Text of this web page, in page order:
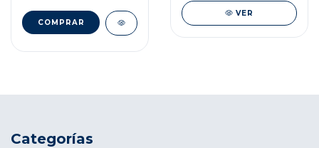
VER
Categorías